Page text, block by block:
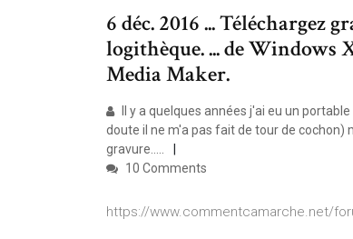
6 déc. 2016 ...
logithèque. ... de
Media Maker.
Il y a quelques années j'ai eu un
doute il ne m'a pas fait de tour de cochon)
gravure.....
10 Comments
https://www.commentcamarche.net/